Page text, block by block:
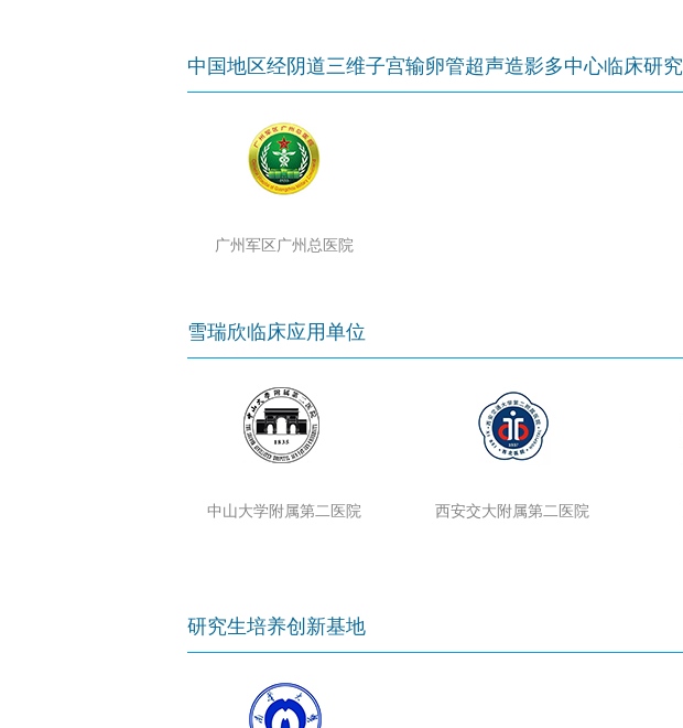
中国地区经阴道三维子宫输卵管超声造影多中心临床研究
广州军区广州总医院
雪瑞欣临床应用单位
中山大学附属第二医院 西安交大附属第二医院
研究生培养创新基地